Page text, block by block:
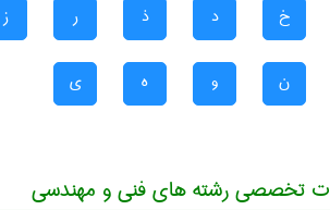
خ د ذ ر ز
ن و ه ی
تخصصی رشته های فنی و مهندسی